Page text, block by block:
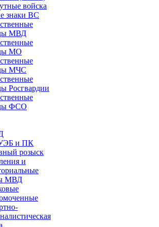
войска
знаки ВС
МВД
МО
МЧС
Росгвардии
ФСО
и ПК
розыск
и
МВД